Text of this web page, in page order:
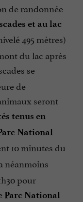
de randonnée
et au lac
495 mètres)
du lac après
se
de
seront
tenus en
National
10 minutes du
néanmoins
pour
Parc National